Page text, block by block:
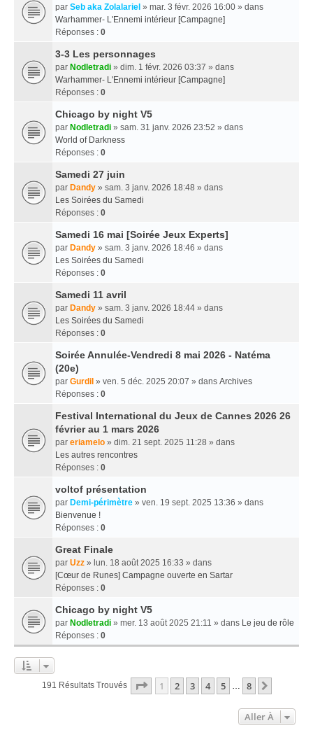
par Seb aka Zolalariel » mar. 3 févr. 2026 16:00 » dans
Warhammer- L'Ennemi intérieur [Campagne]
Réponses : 0
3-3 Les personnages
par Nodletradi » dim. 1 févr. 2026 03:37 » dans
Warhammer- L'Ennemi intérieur [Campagne]
Réponses : 0
Chicago by night V5
par Nodletradi » sam. 31 janv. 2026 23:52 » dans
World of Darkness
Réponses : 0
Samedi 27 juin
par Dandy » sam. 3 janv. 2026 18:48 » dans
Les Soirées du Samedi
Réponses : 0
Samedi 16 mai [Soirée Jeux Experts]
par Dandy » sam. 3 janv. 2026 18:46 » dans
Les Soirées du Samedi
Réponses : 0
Samedi 11 avril
par Dandy » sam. 3 janv. 2026 18:44 » dans
Les Soirées du Samedi
Réponses : 0
Soirée Annulée-Vendredi 8 mai 2026 - Natéma
(20e)
par Gurdil » ven. 5 déc. 2025 20:07 » dans Archives
Réponses : 0
Festival International du Jeux de Cannes 2026 26
février au 1 mars 2026
par eriamelo » dim. 21 sept. 2025 11:28 » dans
Les autres rencontres
Réponses : 0
voltof présentation
par Demi-périmètre » ven. 19 sept. 2025 13:36 » dans
Bienvenue !
Réponses : 0
Great Finale
par Uzz » lun. 18 août 2025 16:33 » dans
[Cœur de Runes] Campagne ouverte en Sartar
Réponses : 0
Chicago by night V5
par Nodletradi » mer. 13 août 2025 21:11 » dans Le jeu de rôle
Réponses : 0
191 Résultats Trouvés Page 1Sur8
1 2 3 4 5 … 8
Aller À